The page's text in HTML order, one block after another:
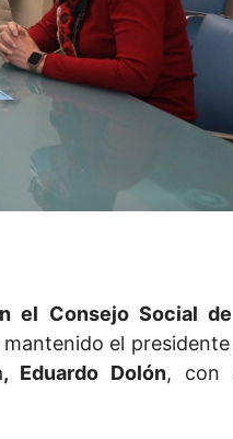
el Consejo Social
el
, Eduardo Dolón, con